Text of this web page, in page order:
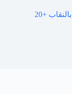
“للكيار فقط” فيلم انطونيو سليمان مع سعودية بالنقاب +20